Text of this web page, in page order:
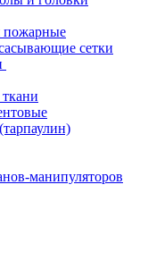
пожарные
сетки
манипуляторов